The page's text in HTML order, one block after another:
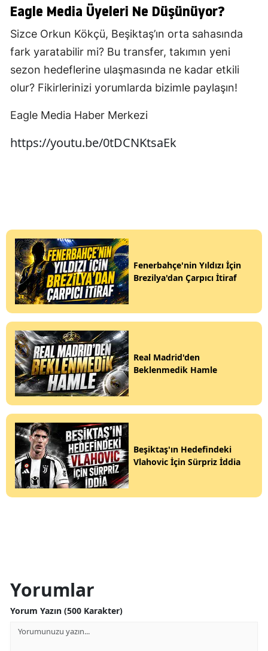
Eagle Media Üyeleri Ne Düşünüyor?
Sizce Orkun Kökçü, Beşiktaş’ın orta sahasında
fark yaratabilir mi? Bu transfer, takımın yeni
sezon hedeflerine ulaşmasında ne kadar etkili
olur? Fikirlerinizi yorumlarda bizimle paylaşın!
Eagle Media Haber Merkezi
https://youtu.be/0tDCNKtsaEk
Fenerbahçe'nin Yıldızı İçin
Brezilya'dan Çarpıcı İtiraf
Real Madrid'den
Beklenmedik Hamle
Beşiktaş'ın Hedefindeki
Vlahovic İçin Sürpriz İddia
Yorumlar
Yorum Yazın (500 Karakter)